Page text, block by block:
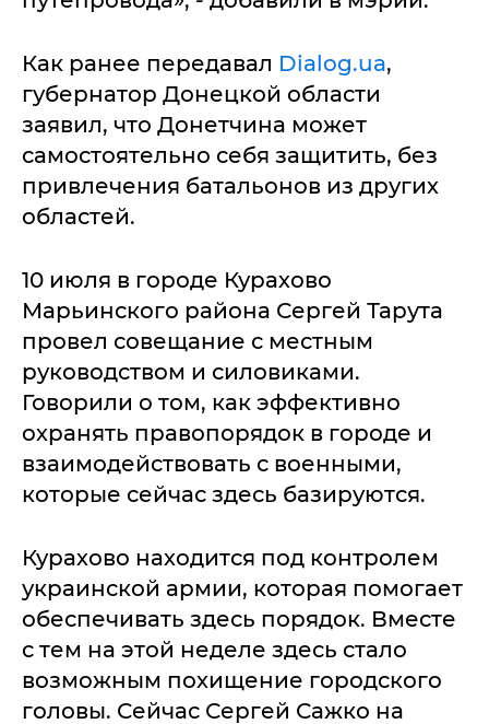
Как ранее передавал Dialog.ua,
губернатор Донецкой области
заявил, что Донетчина может
самостоятельно себя защитить, без
привлечения батальонов из других
областей.
10 июля в городе Курахово
Марьинского района Сергей Тарута
провел совещание с местным
руководством и силовиками.
Говорили о том, как эффективно
охранять правопорядок в городе и
взаимодействовать с военными,
которые сейчас здесь базируются.
Курахово находится под контролем
украинской армии, которая помогает
обеспечивать здесь порядок. Вместе
с тем на этой неделе здесь стало
возможным похищение городского
головы. Сейчас Сергей Сажко на